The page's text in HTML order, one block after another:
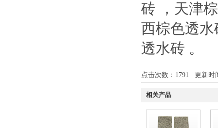
砖
， 天津
西棕色透
透水砖 。
点击次数： 1791 更新时
相关产品